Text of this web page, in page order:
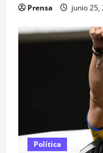
Prensa junio 25,
Política